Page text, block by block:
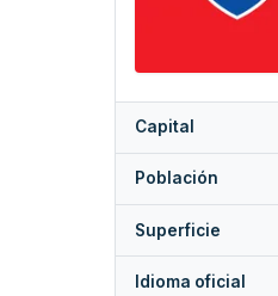
Capital
Población
Superficie
Idioma oficial